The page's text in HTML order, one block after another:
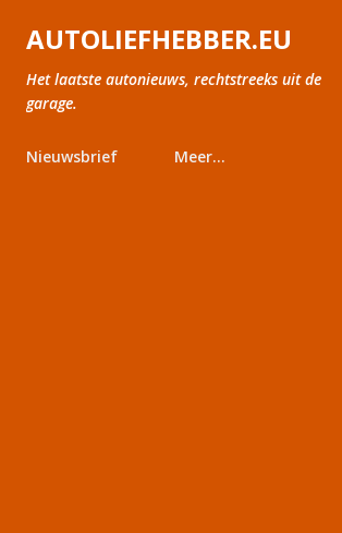
Doorgaan naar hoofdcontent
AUTOLIEFHEBBER.EU
Het laatste autonieuws, rechtstreeks uit de
garage.
Nieuwsbrief Meer…